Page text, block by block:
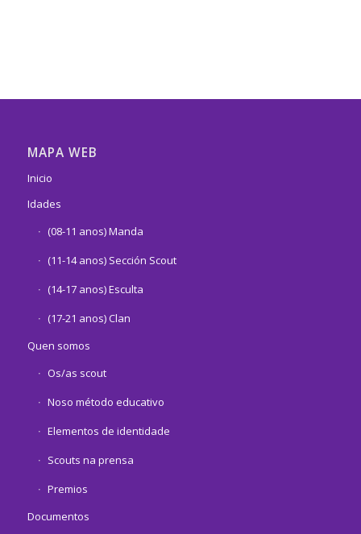
MAPA WEB
Inicio
Idades
(08-11 anos) Manda
(11-14 anos) Sección Scout
(14-17 anos) Esculta
(17-21 anos) Clan
Quen somos
Os/as scout
Noso método educativo
Elementos de identidade
Scouts na prensa
Premios
Documentos